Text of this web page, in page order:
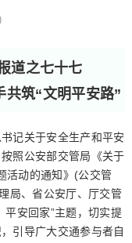
道之七十七
共筑“文明平安路”
记关于安全生产和平安
照公安部交管局《关于
活动的通知》(公交管
局、省公安厅、厅交管
平安回家”主题，切实提
引导广大交通参与者自